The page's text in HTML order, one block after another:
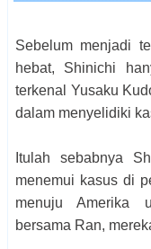
Sebelum menjadi
hebat, Shinichi
terkenal Yusaku
dalam menyelidiki
Itulah sebabnya
menemui kasus di
menuju Amerika
bersama Ran,